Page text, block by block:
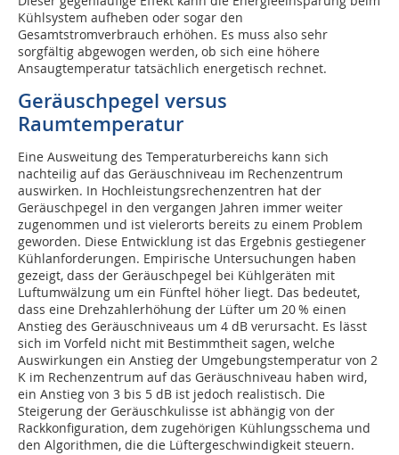
Kühl­system aufheben oder sogar den
Gesamtstromverbrauch erhöhen. Es muss also sehr
sorgfältig abgewogen werden, ob sich eine höhere
Ansaugtemperatur tatsächlich energetisch rechnet.
Geräuschpegel versus
Raumtemperatur
Eine Ausweitung des Temperaturbereichs kann sich
nachteilig auf das Geräuschniveau im Rechenzentrum
auswirken. In Hochleistungsrechenzentren hat der
Geräuschpegel in den vergangen Jahren immer weiter
zugenommen und ist vielerorts bereits zu einem Problem
geworden. Diese Entwicklung ist das Ergebnis gestiegener
Kühlanforderungen. Empirische Untersuchungen haben
gezeigt, dass der Geräuschpegel bei Kühlgeräten mit
Luftumwälzung um ein Fünftel höher liegt. Das bedeutet,
dass eine Drehzahlerhöhung der Lüfter um 20 % einen
Anstieg des Geräuschniveaus um 4 dB verursacht. Es lässt
sich im Vorfeld nicht mit Bestimmtheit sagen, welche
Auswirkungen ein Anstieg der Umgebungstemperatur von 2
K im Rechenzentrum auf das Geräusch­niveau haben wird,
ein Anstieg von 3 bis 5 dB ist jedoch realistisch. Die
Steigerung der Geräuschkulisse ist abhängig von der
Rackkonfiguration, dem zugehörigen Kühlungsschema und
den Algorithmen, die die Lüftergeschwindigkeit steuern.